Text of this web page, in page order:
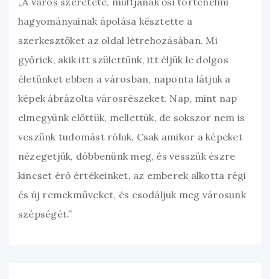
hagyományainak ápolása késztette a
szerkesztőket az oldal létrehozásában. Mi
győriek, akik itt születtünk, itt éljük le dolgos
életünket ebben a városban, naponta látjuk a
képek ábrázolta városrészeket. Nap, mint nap
elmegyünk előttük, mellettük, de sokszor nem is
veszünk tudomást róluk. Csak amikor a képeket
nézegetjük, döbbenünk meg, és vesszük észre
kincset érő értékeinket, az emberek alkotta régi
és új remekműveket, és csodáljuk meg városunk
szépségét.”